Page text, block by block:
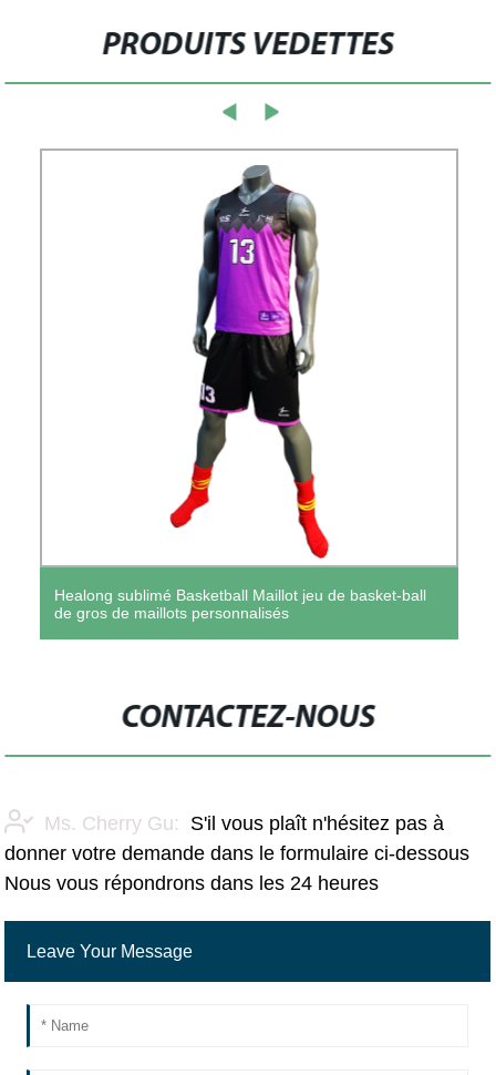
PRODUITS VEDETTES
Healong sublimé Basketball Maillot jeu de basket-ball
de gros de maillots personnalisés
CONTACTEZ-NOUS
Ms. Cherry Gu:
S'il vous plaît n'hésitez pas à
donner votre demande dans le formulaire ci-dessous
Nous vous répondrons dans les 24 heures